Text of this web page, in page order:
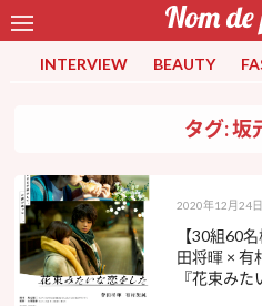
INTERVIEW BEAUTY
タグ: 坂
2020年12月24日
【30組60
田将暉 × 有
『花束みた